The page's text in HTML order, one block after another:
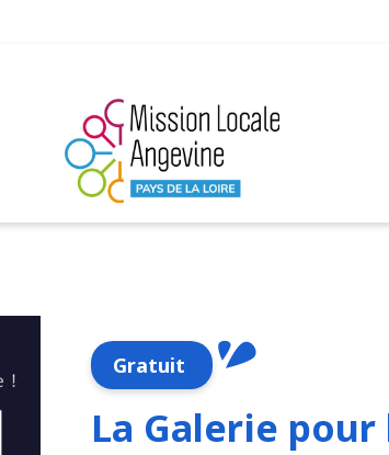
Gratuit
La Galerie pour